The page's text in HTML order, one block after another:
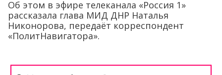
Об этом в эфире телеканала «Россия 1»
рассказала глава МИД ДНР Наталья
Никонорова, передаёт корреспондент
«ПолитНавигатора».